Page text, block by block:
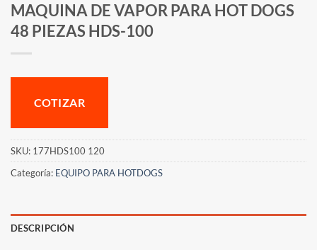
MAQUINA DE VAPOR PARA HOT DOGS
48 PIEZAS HDS-100
COTIZAR
SKU: 177HDS100 120
Categoría: EQUIPO PARA HOTDOGS
DESCRIPCIÓN